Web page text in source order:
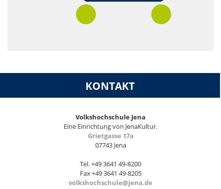
KONTAKT
Volkshochschule Jena
Eine Einrichtung von JenaKultur.
Grietgasse 17a
07743 Jena
Tel. +49 3641 49-8200
Fax +49 3641 49-8205
volkshochschule@jena.de